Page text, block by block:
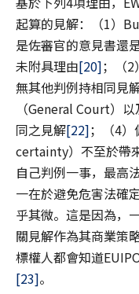
起算的見解：（1）
是佐審官的意見書還
未附具理由[20]；（
無其他判例持相同見
（General Court）
同之見解[22]；（4
certainty）不至於帶
自己判例一事，最高
一在於避免危害法確
乎其微。這是因為，
關見解作為其商業策
標權人都會知道
[23]。